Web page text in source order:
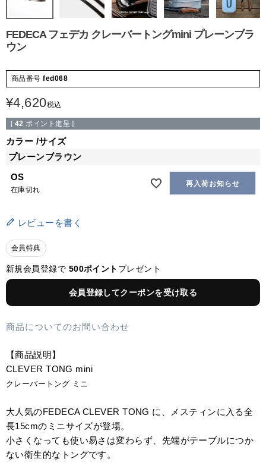
FEDECA フェデカ クレーバートングmini プレーンブラ
ウン
商品番号 fed068
¥4,620税込
[ 42 ポイント進呈 ]
カラー サイズ
プレーンブラウン
OS
在庫切れ
再入荷お知らせ
レビューを書く
会員特典
新規会員登録で 500ポイント プレゼント
会員登録してクーポンを受け取る
商品についてのお問い合わせ
【商品説明】
CLEVER TONG mini
クレーバートング ミニ
大人気のFEDECA CLEVER TONG に、メスティンに入る全
長15cmのミニサイズが登場。
小さくなっても使い易さは変わらず、先端がテーブルにつか
ない衛生的なトングです。